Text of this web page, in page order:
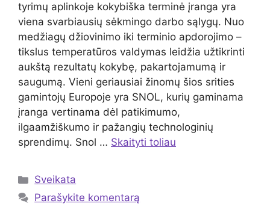
tyrimų aplinkoje kokybiška terminė įranga yra
viena svarbiausių sėkmingo darbo sąlygų. Nuo
medžiagų džiovinimo iki terminio apdorojimo –
tikslus temperatūros valdymas leidžia užtikrinti
aukštą rezultatų kokybę, pakartojamumą ir
saugumą. Vieni geriausiai žinomų šios srities
gamintojų Europoje yra SNOL, kurių gaminama
įranga vertinama dėl patikimumo,
ilgaamžiškumo ir pažangių technologinių
sprendimų. Snol … Skaityti toliau
Kategorijos
Sveikata
Parašykite komentarą